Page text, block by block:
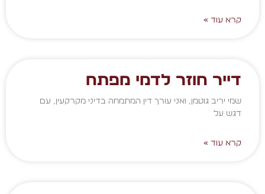
קרא עוד »
דייר חוזר לדמי מפתח
שמי יריב גוטמן, ואני עורך דין המתמחה בדיני מקרקעין, עם
דגש על
קרא עוד »